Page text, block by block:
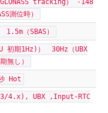
GLONASS tracking） -148
測位時）
（SBAS）
初期1Hz)） 30Hz（UBX
無し）
Hot
4.x), UBX ,Input-RTC